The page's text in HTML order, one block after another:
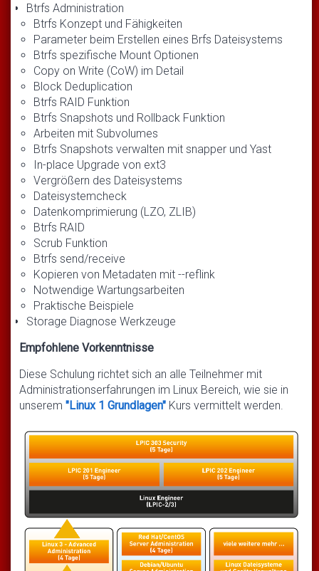
Btrfs Administration
Btrfs Konzept und Fähigkeiten
Parameter beim Erstellen eines Brfs Dateisystems
Btrfs spezifische Mount Optionen
Copy on Write (CoW) im Detail
Block Deduplication
Btrfs RAID Funktion
Btrfs Snapshots und Rollback Funktion
Arbeiten mit Subvolumes
Btrfs Snapshots verwalten mit snapper und Yast
In-place Upgrade von ext3
Vergrößern des Dateisystems
Dateisystemcheck
Datenkomprimierung (LZO, ZLIB)
Btrfs RAID
Scrub Funktion
Btrfs send/receive
Kopieren von Metadaten mit --reflink
Notwendige Wartungsarbeiten
Praktische Beispiele
Storage Diagnose Werkzeuge
Empfohlene Vorkenntnisse
Diese Schulung richtet sich an alle Teilnehmer mit
Administrationserfahrungen im Linux Bereich, wie sie in
unserem "Linux 1 Grundlagen" Kurs vermittelt werden.